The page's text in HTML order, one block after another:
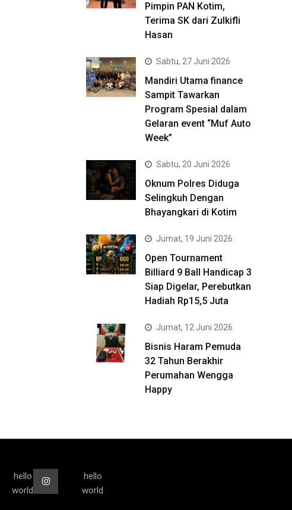
Pimpin PAN Kotim,
Terima SK dari Zulkifli
Hasan
Sabtu, 27 Juni 2026
Mandiri Utama finance
Sampit Tawarkan
Program Spesial dalam
Gelaran event “Muf Auto
Week”
Sabtu, 20 Juni 2026
Oknum Polres Diduga
Selingkuh Dengan
Bhayangkari di Kotim
Jumat, 19 Juni 2026
Open Tournament
Billiard 9 Ball Handicap 3
Siap Digelar, Perebutkan
Hadiah Rp15,5 Juta
Jumat, 12 Juni 2026
Bisnis Haram Pemuda
32 Tahun Berakhir
Perumahan Wengga
Happy
hello
world
hello
world